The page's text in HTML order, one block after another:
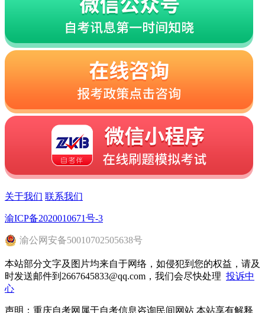
关于我们 联系我们
渝ICP备2020010671号-3
渝公网安备50010702505638号
本站部分文字及图片均来自于网络，如侵犯到您的权益，请及
时发送邮件到2667645833@qq.com，我们会尽快处理 投诉中
心
声明：重庆自考网属于自考信息咨询民间网站 本站享有解释